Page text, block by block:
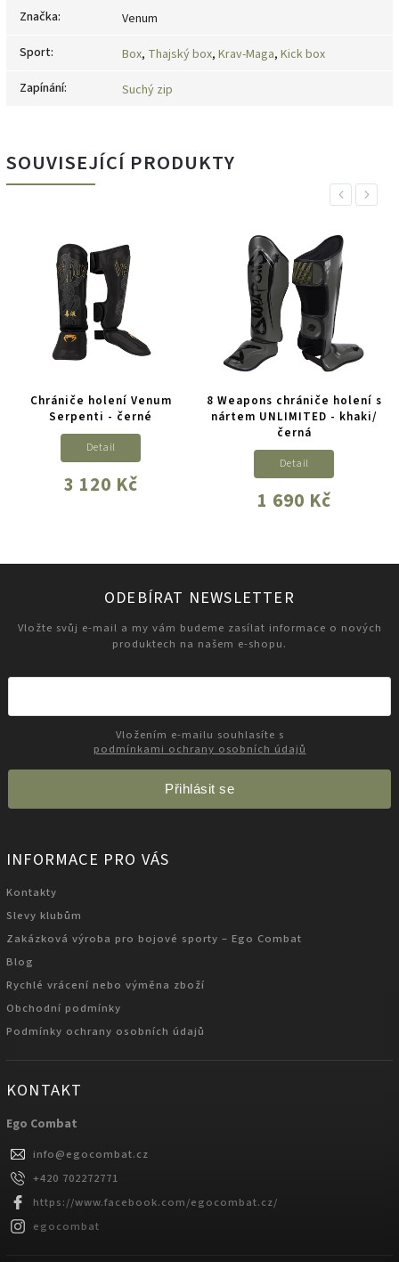
Značka:
Venum
Sport: Box, Thajský box, Krav-Maga, Kick box
Zapínání: Suchý zip
SOUVISEJÍCÍ PRODUKTY
Previous
Chrániče holení Venum
Serpenti - černé
3 120 Kč
Detail
8 Weapons chrániče holení s
nártem UNLIMITED - khaki/
černá
1 690 Kč
Detail
Next
ODEBÍRAT NEWSLETTER
Vložte svůj e-mail a my vám budeme zasílat informace o nových
produktech na našem e-shopu.
podmínkami ochrany osobních údajů
Přihlásit se
INFORMACE PRO VÁS
Kontakty
Slevy klubům
Zakázková výroba pro bojové sporty – Ego Combat
Blog
Rychlé vrácení nebo výměna zboží
Obchodní podmínky
Podmínky ochrany osobních údajů
KONTAKT
Ego Combat
info@egocombat.cz
+420 702272771
https://www.facebook.com/egocombat.cz/
egocombat